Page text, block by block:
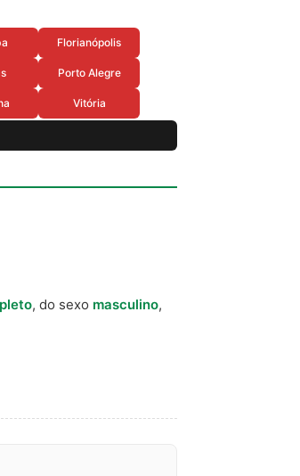
Florianópolis
Porto Alegre
Vitória
, do sexo masculino,